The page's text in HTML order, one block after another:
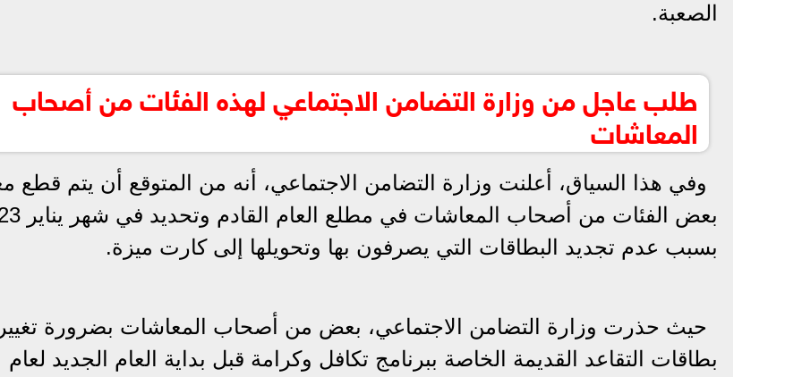
الصعبة.
طلب عاجل من وزارة التضامن الاجتماعي لهذه الفئات من أصحاب
المعاشات
وفي هذا السياق، أعلنت وزارة التضامن الاجتماعي، أنه من المتوقع أن يتم قطع
بسبب عدم تجديد البطاقات التي يصرفون بها وتحويلها إلى كارت ميزة.
حيث حذرت وزارة التضامن الاجتماعي، بعض من أصحاب المعاشات بضرورة
بطاقات التقاعد القديمة الخاصة ببرنامج تكافل وكرامة قبل بداية العام الجديد لعام